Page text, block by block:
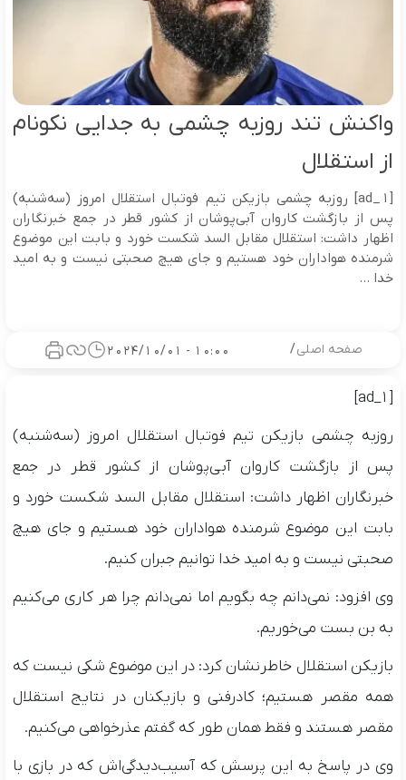
صفحه اصلی/
10:00 - 2024/10/01
واکنش تند روزبه چشمی به جدایی نکونام
از استقلال
[ad_1] روزبه چشمی بازیکن تیم فوتبال استقلال امروز (سه‌شنبه)
پس از بازگشت کاروان آبی‌پوشان از کشور قطر در جمع خبرنگاران
اظهار داشت: استقلال مقابل السد شکست خورد و بابت این موضوع
شرمنده هواداران خود هستیم و جای هیچ صحبتی نیست و به امید
خدا ...
[ad_1]
روزبه چشمی بازیکن تیم فوتبال استقلال امروز (سه‌شنبه)
پس از بازگشت کاروان آبی‌پوشان از کشور قطر در جمع
خبرنگاران اظهار داشت: استقلال مقابل السد شکست خورد و
بابت این موضوع شرمنده هواداران خود هستیم و جای هیچ
صحبتی نیست و به امید خدا توانیم جبران کنیم.
وی افزود: نمی‌دانم چه بگویم اما نمی‌دانم چرا هر کاری می‌کنیم
به بن بست می‌خوریم.
بازیکن استقلال ‌خاطرنشان کرد: در این موضوع شکی نیست که
همه مقصر هستیم؛ کادرفنی و بازیکنان در نتایج استقلال
مقصر هستند و فقط همان طور که گفتم عذرخواهی می‌کنیم.
وی در پاسخ به این پرسش که آسیب‌دیدگی‌اش که در بازی با